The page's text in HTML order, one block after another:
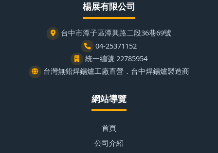
楊展有限公司
台中市潭子區潭興路二段36巷69號
04-25371152
統一編號 22785954
台灣無鉛焊錫爐工廠直營．台中焊錫爐製造商
網站導覽
首頁
公司介紹